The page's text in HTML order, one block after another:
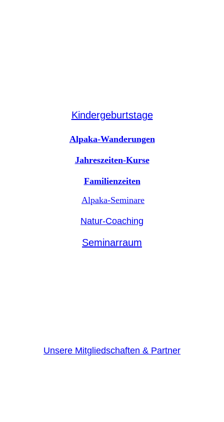
Kindergeburtstage
Alpaka-Wanderungen
Jahreszeiten-Kurse
Familienzeiten
Alpaka-Seminare
Natur-Coaching
Seminarraum
Unsere Mitgliedschaften & Partner